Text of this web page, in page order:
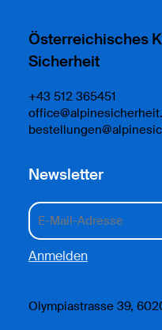
Österreichisches
Sicherheit
+43 512 365451
Newsletter
Olympiastrasse 39,